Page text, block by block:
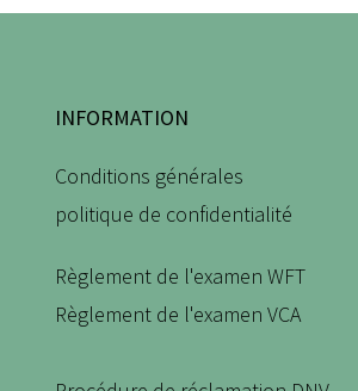
INFORMATION
Conditions générales
politique de confidentialité
Règlement de l'examen WFT
Règlement de l'examen VCA